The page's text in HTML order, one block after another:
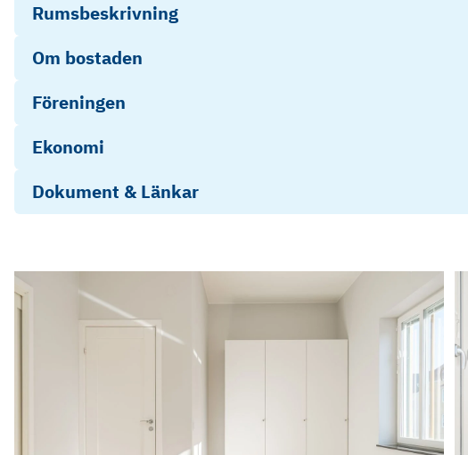
Rumsbeskrivning
Om bostaden
Föreningen
Ekonomi
Dokument & Länkar
Objektsbeskrivning